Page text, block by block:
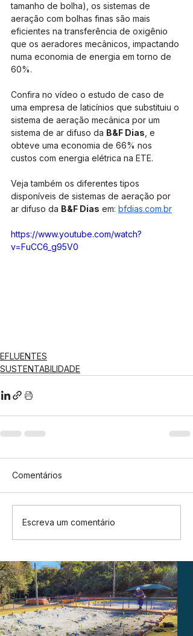
tamanho de bolha), os sistemas de
aeração com bolhas finas são mais
eficientes na transferência de oxigênio
que os aeradores mecânicos, impactando
numa economia de energia em torno de
60%.
Confira no vídeo o estudo de caso de
uma empresa de laticínios que substituiu o
sistema de aeração mecânica por um
sistema de ar difuso da B&F Dias , e
obteve uma economia de 66% nos
custos com energia elétrica na ETE.
Veja também os diferentes tipos
disponíveis de sistemas de aeração por
ar difuso da B&F Dias em: bfdias.com.br
https://www.youtube.com/watch?
v=FuCC6_g95V0
EFLUENTES
SUSTENTABILIDADE
Comentários
Escreva um comentário